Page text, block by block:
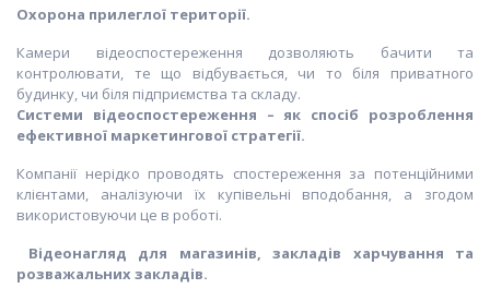
Охорона прилеглої території.
Камери відеоспостереження дозволяють бачити та
контролювати, те що відбувається, чи то біля приватного
будинку, чи біля підприємства та складу.
Системи відеоспостереження – як спосіб розроблення
ефективної маркетингової стратегії.
Компанії нерідко проводять спостереження за потенційними
клієнтами, аналізуючи їх купівельні вподобання, а згодом
використовуючи це в роботі.
Відеонагляд для магазинів, закладів харчування та
розважальних закладів.